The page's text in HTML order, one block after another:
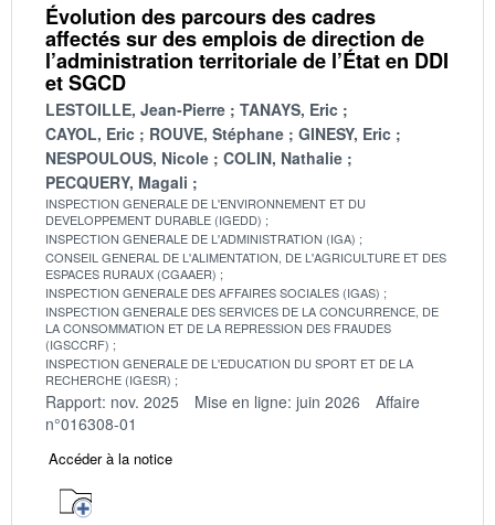
Évolution des parcours des cadres
affectés sur des emplois de direction de
l’administration territoriale de l’État en DDI
et SGCD
LESTOILLE, Jean-Pierre
TANAYS, Eric
CAYOL, Eric
ROUVE, Stéphane
GINESY, Eric
NESPOULOUS, Nicole
COLIN, Nathalie
PECQUERY, Magali
INSPECTION GENERALE DE L'ENVIRONNEMENT ET DU
DEVELOPPEMENT DURABLE (IGEDD)
INSPECTION GENERALE DE L'ADMINISTRATION (IGA)
CONSEIL GENERAL DE L'ALIMENTATION, DE L'AGRICULTURE ET DES
ESPACES RURAUX (CGAAER)
INSPECTION GENERALE DES AFFAIRES SOCIALES (IGAS)
INSPECTION GENERALE DES SERVICES DE LA CONCURRENCE, DE
LA CONSOMMATION ET DE LA REPRESSION DES FRAUDES
(IGSCCRF)
INSPECTION GENERALE DE L'EDUCATION DU SPORT ET DE LA
RECHERCHE (IGESR)
Rapport: nov. 2025 Mise en ligne: juin 2026
Affaire
n°016308-01
Accéder à la notice